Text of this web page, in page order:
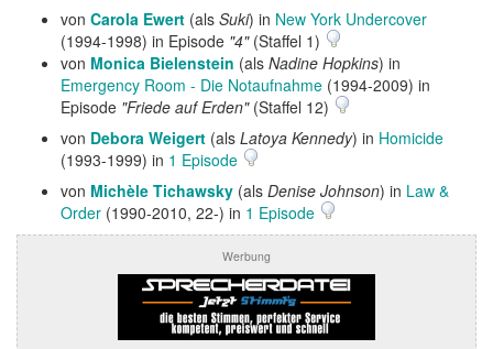
von Carola Ewert (als Suki) in New York Undercover
(1994-1998) in Episode "4"(Staffel 1)
von Monica Bielenstein (als Nadine Hopkins) in
Emergency Room - Die Notaufnahme (1994-2009) in
Episode "Friede auf Erden"(Staffel 12)
von Debora Weigert (als Latoya Kennedy) in Homicide
(1993-1999) in 1 Episode
von Michèle Tichawsky (als Denise Johnson) in Law &
Order (1990-2010, 22-) in 1 Episode
Werbung